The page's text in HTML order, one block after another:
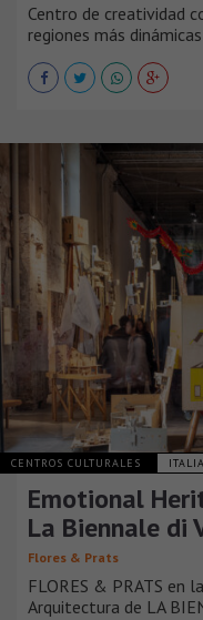
Centro de creatividad
regiones más
CENTROS CULTURALES ITALIA
Emotional
La Biennale di
Flores & Prats
FLORES & PRATS en
Arquitectura de LA